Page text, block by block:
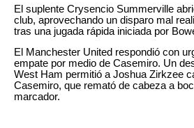
El suplente Crysencio Summerville
club, aprovechando un disparo mal
tras una jugada rápida iniciada por
El Manchester United respondió con
empate por medio de Casemiro. Un
West Ham permitió a Joshua Zirkzee
Casemiro, que remató de cabeza a
marcador.